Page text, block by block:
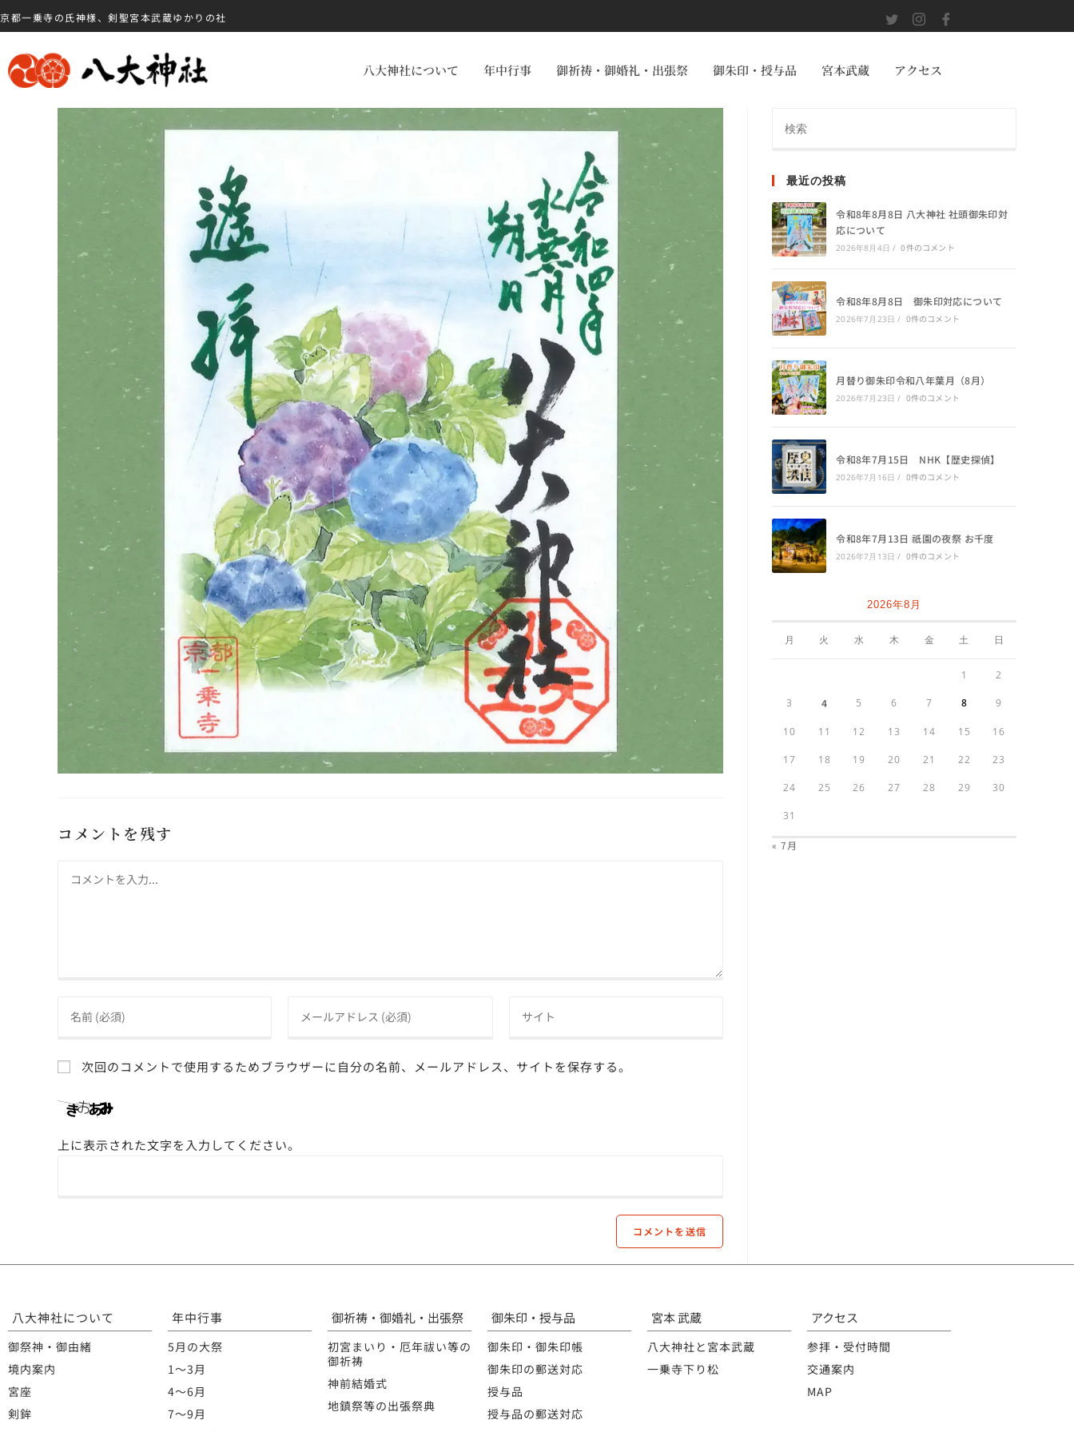
京都一乗寺の氏神様、剣聖宮本武蔵ゆかりの社
八大神社について 年中行事 御祈祷・御婚礼・出張祭 御朱印・授与品 宮本武蔵 アクセス
コメントを残す
次回のコメントで使用するためブラウザーに自分の名前、メールアドレス、サイトを保存する。
上に表示された文字を入力してください。
最近の投稿
令和8年8月8日 八大神社 社頭御朱印対
応について
2026年8月4日 / 0件のコメント
令和8年8月8日 御朱印対応について
2026年7月23日 / 0件のコメント
月替り御朱印令和八年葉月（8月）
2026年7月23日 / 0件のコメント
令和8年7月15日 NHK【歴史探偵】
2026年7月16日 / 0件のコメント
令和8年7月13日 祇園の夜祭 お千度
2026年7月13日 / 0件のコメント
2026年8月
月 火 水 木 金 土 日
1 2
3 4 5 6 7 8 9
10 11 12 13 14 15 16
17 18 19 20 21 22 23
24 25 26 27 28 29 30
31
« 7月
八大神社について
御祭神・御由緒
境内案内
宮座
剣鉾
年中行事
5月の大祭
1〜3月
4〜6月
7〜9月
御祈祷・御婚礼・出張祭
初宮まいり・厄年祓い等の
御祈祷
神前結婚式
地鎮祭等の出張祭典
御朱印・授与品
御朱印・御朱印帳
御朱印の郵送対応
授与品
授与品の郵送対応
宮本 武蔵
八大神社と宮本武蔵
一乗寺下り松
アクセス
参拝・受付時間
交通案内
MAP